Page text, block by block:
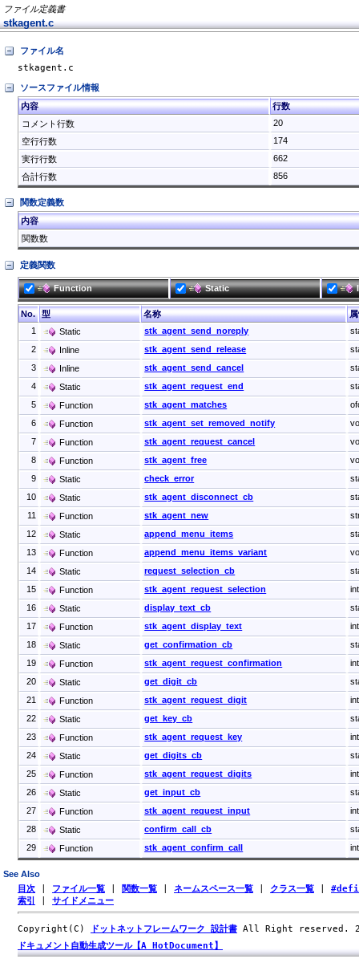
ファイル定義書
stkagent.c
ファイル名
stkagent.c
ソースファイル情報
内容
行数
コメント行数
20
空行行数
174
実行行数
662
合計行数
856
関数定義数
内容
関数数
定義関数
Function Static
No. 型 名称
1
Static stk_agent_send_noreply
2
Inline stk_agent_send_release
3
Inline stk_agent_send_cancel
4
Static stk_agent_request_end
5
Function stk_agent_matches
6
Function stk_agent_set_removed_notify
7
Function stk_agent_request_cancel
8
Function stk_agent_free
9
Static check_error
10
Static stk_agent_disconnect_cb
11
Function stk_agent_new
12
Static append_menu_items
13
Function append_menu_items_variant
14
Static request_selection_cb
15
Function stk_agent_request_selection
int
16
Static display_text_cb
17
Function stk_agent_display_text
int
18
Static get_confirmation_cb
19
Function stk_agent_request_confirmation
int
20
Static get_digit_cb
21
Function stk_agent_request_digit
int
22
Static get_key_cb
23
Function stk_agent_request_key
int
24
Static get_digits_cb
25
Function stk_agent_request_digits
int
26
Static get_input_cb
27
Function stk_agent_request_input
int
28
Static confirm_call_cb
29
Function stk_agent_confirm_call int
See Also
目次 ファイル一覧 関数一覧 ネームスペース一覧 クラス一覧
索引
サイドメニュー
Copyright(C) ドットネットフレームワーク 設計書 All Right reserved.
ドキュメント自動生成ツール【A HotDocument】